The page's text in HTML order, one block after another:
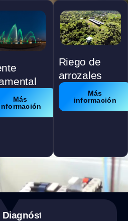
Más
Riego de
arrozales
Más
información
Diagnóstico